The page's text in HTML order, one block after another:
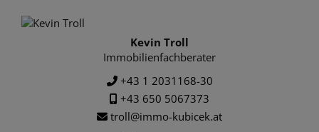
Kevin Troll
Immobilienfachberater
+43 1 2031168-30
+43 650 5067373
troll@immo-kubicek.at